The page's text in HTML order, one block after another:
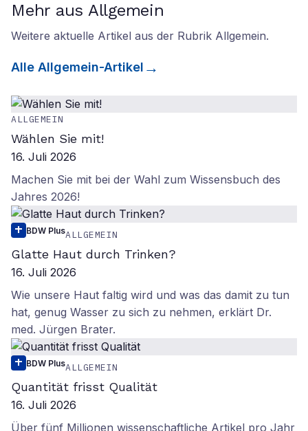
Mehr aus Allgemein
Weitere aktuelle Artikel aus der Rubrik Allgemein.
Alle Allgemein-Artikel
ALLGEMEIN
Wählen Sie mit!
16. Juli 2026
Machen Sie mit bei der Wahl zum Wissensbuch des
Jahres 2026!
BDW PlusALLGEMEIN
Glatte Haut durch Trinken?
16. Juli 2026
Wie unsere Haut faltig wird und was das damit zu tun
hat, genug Wasser zu sich zu nehmen, erklärt Dr.
med. Jürgen Brater.
BDW PlusALLGEMEIN
Quantität frisst Qualität
16. Juli 2026
Über fünf Millionen wissenschaftliche Artikel pro Jahr